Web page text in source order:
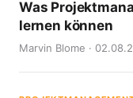
Was
lernen können
Marvin Blome ·